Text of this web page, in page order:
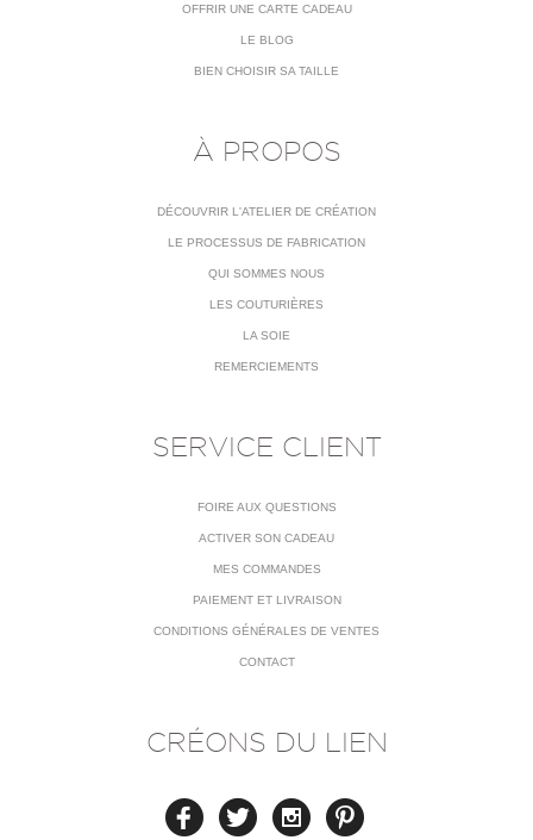
OFFRIR UNE CARTE CADEAU
LE BLOG
BIEN CHOISIR SA TAILLE
À PROPOS
DÉCOUVRIR L'ATELIER DE CRÉATION
LE PROCESSUS DE FABRICATION
QUI SOMMES NOUS
LES COUTURIÈRES
LA SOIE
REMERCIEMENTS
SERVICE CLIENT
FOIRE AUX QUESTIONS
ACTIVER SON CADEAU
MES COMMANDES
PAIEMENT ET LIVRAISON
CONDITIONS GÉNÉRALES DE VENTES
CONTACT
CRÉONS DU LIEN